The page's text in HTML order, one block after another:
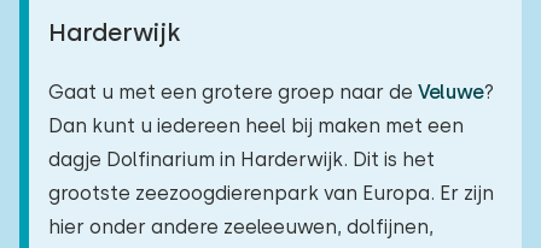
Harderwijk
Gaat u met een grotere groep naar de Veluwe?
Dan kunt u iedereen heel bij maken met een
dagje Dolfinarium in Harderwijk. Dit is het
grootste zeezoogdierenpark van Europa. Er zijn
hier onder andere zeeleeuwen, dolfijnen,